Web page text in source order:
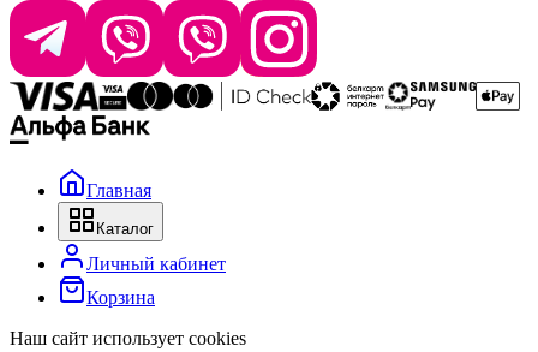
Время работы: пн–чт 9:00–17:30, пт 9:00–17:00
Главная
Каталог
Личный кабинет
Корзина
Наш сайт использует cookies